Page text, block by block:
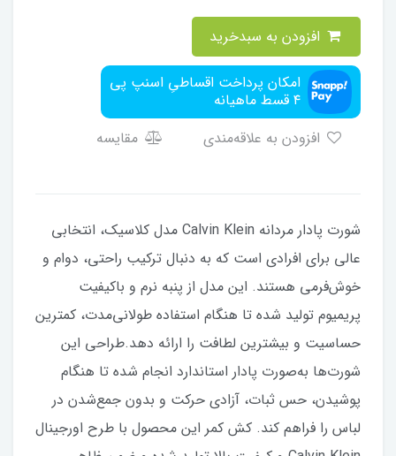
امکان پرداخت اقساطیِ اسنپ پی
۴ قسط ماهیانه
مقایسه
شورت پادار مردانه Calvin Klein مدل کلاسیک، انتخابی
عالی برای افرادی است که به دنبال ترکیب راحتی، دوام و
خوش‌فرمی هستند. این مدل از پنبه نرم و باکیفیت
پریمیوم تولید شده تا هنگام استفاده طولانی‌مدت، کمترین
حساسیت و بیشترین لطافت را ارائه دهد.طراحی این
شورت‌ها به‌صورت پادار استاندارد انجام شده تا هنگام
پوشیدن، حس ثبات، آزادی حرکت و بدون جمع‌شدن در
لباس را فراهم کند. کش کمر این محصول با طرح اورجینال